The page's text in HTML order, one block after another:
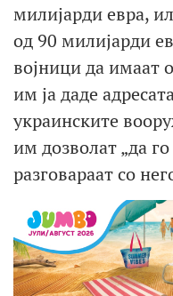
милијарди евра,
од 90 милијарди
војници да имаат
им ја даде
украинските
им дозволат „да
разговараат со